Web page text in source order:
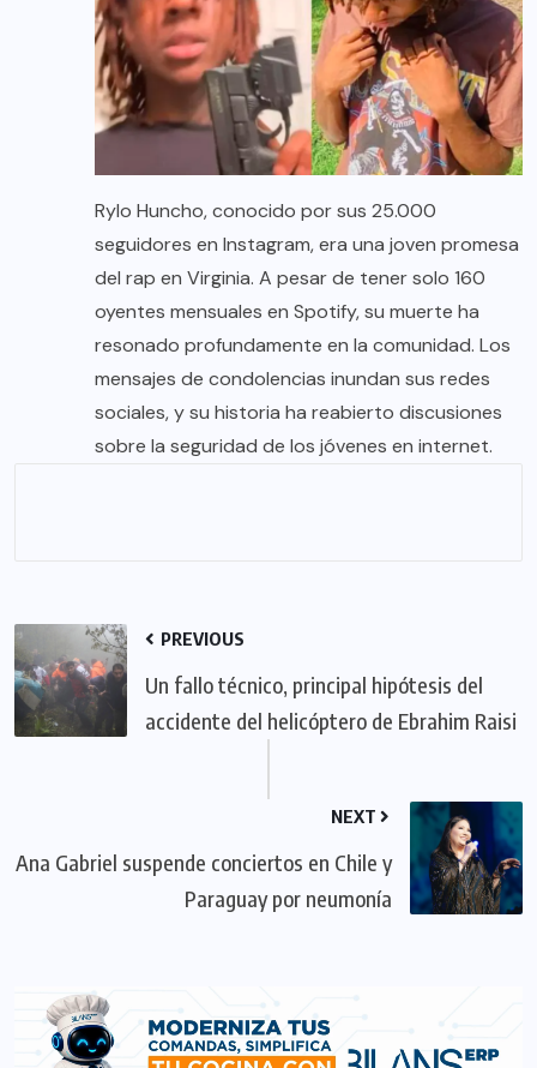
Rylo Huncho, conocido por sus 25.000
seguidores en Instagram, era una joven promesa
del rap en Virginia. A pesar de tener solo 160
oyentes mensuales en Spotify, su muerte ha
resonado profundamente en la comunidad. Los
mensajes de condolencias inundan sus redes
sociales, y su historia ha reabierto discusiones
sobre la seguridad de los jóvenes en internet.
PREVIOUS
Un fallo técnico, principal hipótesis del
accidente del helicóptero de Ebrahim Raisi
NEXT
Ana Gabriel suspende conciertos en Chile y
Paraguay por neumonía